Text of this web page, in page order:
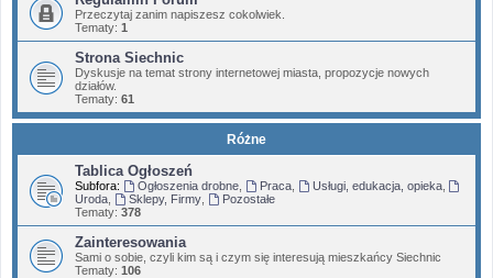
Przeczytaj zanim napiszesz cokolwiek.
Tematy: 1
Strona Siechnic
Dyskusje na temat strony internetowej miasta, propozycje nowych
działów.
Tematy: 61
Różne
Tablica Ogłoszeń
Subfora: Ogłoszenia drobne, Praca, Usługi, edukacja, opieka,
Uroda
Sklepy, Firmy,
Pozostałe
Tematy: 378
Zainteresowania
Sami o sobie, czyli kim są i czym się interesują mieszkańcy Siechnic
Tematy: 106